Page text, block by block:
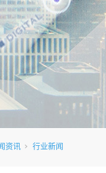
资讯 行业新闻